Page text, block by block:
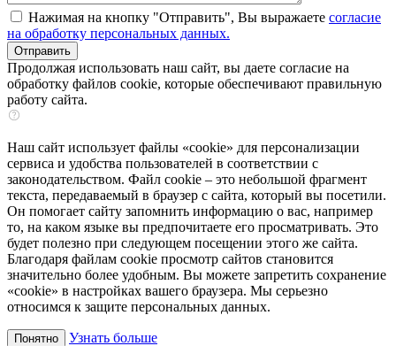
Нажимая на кнопку "Отправить", Вы выражаете согласие
на обработку персональных данных.
Продолжая использовать наш сайт, вы даете согласие на
обработку файлов cookie, которые обеспечивают правильную
работу сайта.
Наш сайт использует файлы «cookie» для персонализации
сервиса и удобства пользователей в соответствии с
законодательством. Файл cookie – это небольшой фрагмент
текста, передаваемый в браузер с сайта, который вы посетили.
Он помогает сайту запомнить информацию о вас, например
то, на каком языке вы предпочитаете его просматривать. Это
будет полезно при следующем посещении этого же сайта.
Благодаря файлам cookie просмотр сайтов становится
значительно более удобным. Вы можете запретить сохранение
«cookie» в настройках вашего браузера. Мы серьезно
относимся к защите персональных данных.
Понятно Узнать больше